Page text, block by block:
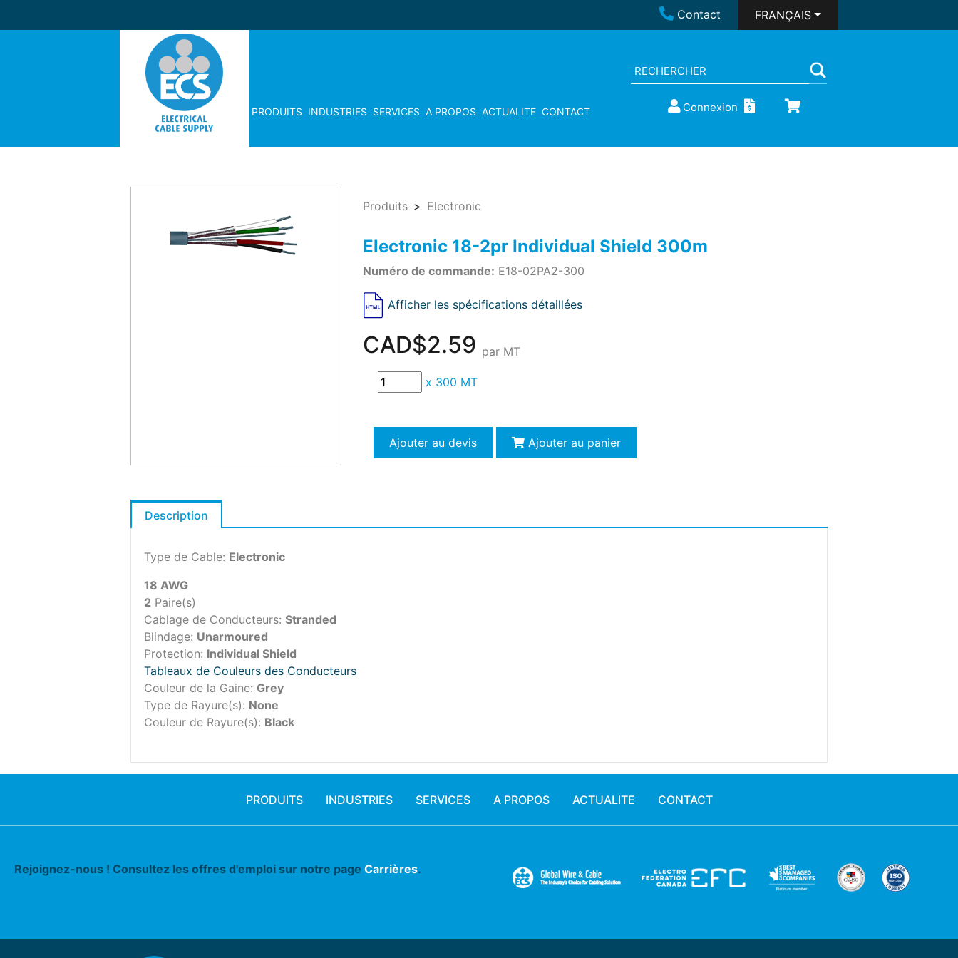
Contact FRANÇAIS
PRODUITS INDUSTRIES SERVICES A PROPOS ACTUALITE CONTACT Connexion
Produits Electronic
Electronic 18-2pr Individual Shield 300m
Numéro de commande: E18-02PA2-300
Afficher les spécifications détaillées
CAD$2.59 par MT
x 300 MT
Ajouter au devis Ajouter au panier
Description
Type de Cable: Electronic
18 AWG
2 Paire(s)
Cablage de Conducteurs: Stranded
Blindage: Unarmoured
Protection: Individual Shield
Tableaux de Couleurs des Conducteurs
Couleur de la Gaine: Grey
Type de Rayure(s): None
Couleur de Rayure(s): Black
PRODUITS INDUSTRIES SERVICES A PROPOS ACTUALITE CONTACT
Rejoignez-nous ! Consultez les offres d'emploi sur notre page Carrières.